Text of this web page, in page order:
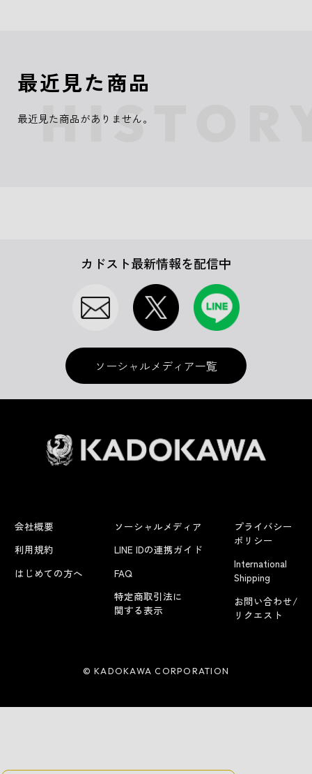
最近見た商品
最近見た商品がありません。
カドスト最新情報を配信中
ソーシャルメディア一覧
会社概要
利用規約
はじめての方へ
ソーシャルメディア
LINE IDの連携ガイド
FAQ
特定商取引法に
関する表示
プライバシー
ポリシー
International
Shipping
お問い合わせ/
リクエスト
© KADOKAWA CORPORATION